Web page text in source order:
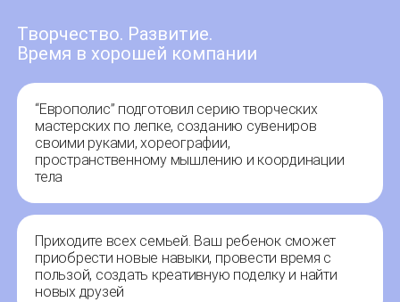
Творчество. Развитие.
Время в хорошей компании
“Европолис” подготовил серию творческих
мастерских по лепке, созданию сувениров
своими руками, хореографии,
пространственному мышлению и координации
тела
Приходите всех семьей. Ваш ребенок сможет
приобрести новые навыки, провести время с
пользой, создать креативную поделку и найти
новых друзей